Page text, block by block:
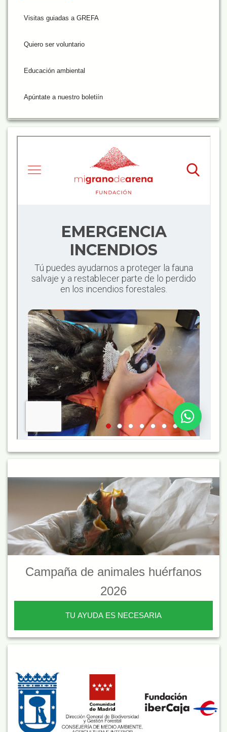
Visitas guiadas a GREFA
Quiero ser voluntario
Educación ambiental
Apúntate a nuestro boletiín
Campaña de animales huérfanos
2026
TU AYUDA ES NECESARIA